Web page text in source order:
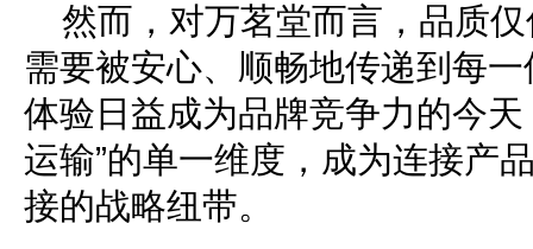
然而，对万茗堂而言，品质
需要被安心、顺畅地传递到每
体验日益成为品牌竞争力的今
运输”的单一维度，成为连接产
接的战略纽带。